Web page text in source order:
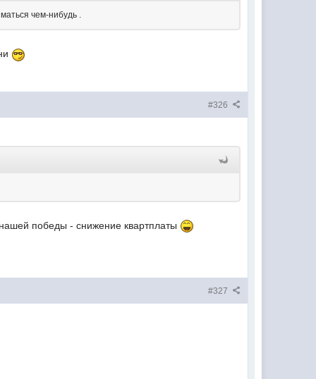
чем-нибудь .
#326
победы - снижение квартплаты
#327